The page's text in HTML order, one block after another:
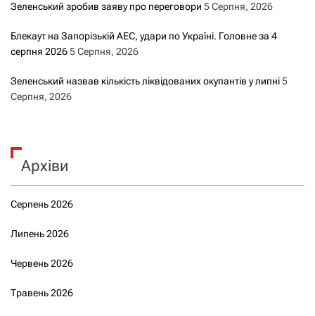
Зеленський зробив заяву про переговори 5 Серпня, 2026
Блекаут на Запорізькій АЕС, удари по Україні. Головне за 4
серпня 20265 Серпня, 2026
Зеленський назвав кількість ліквідованих окупантів у липні5
Серпня, 2026
Архіви
Серпень 2026
Липень 2026
Червень 2026
Травень 2026